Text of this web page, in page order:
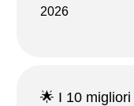
2026
🌟 I 10